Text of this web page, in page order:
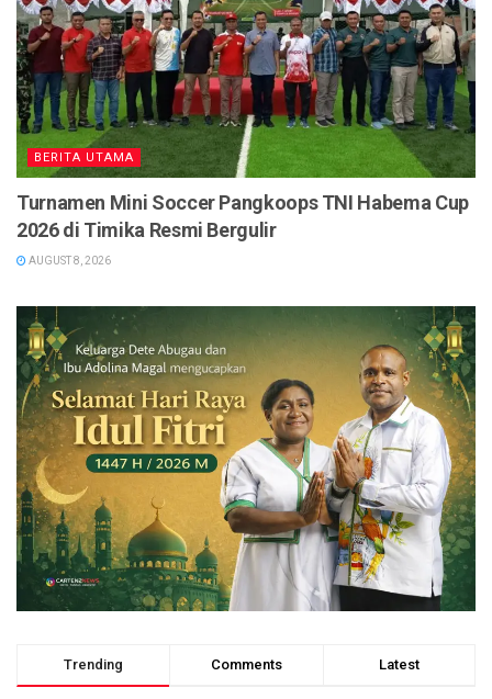
BERITA UTAMA
Turnamen Mini Soccer Pangkoops TNI Habema Cup
2026 di Timika Resmi Bergulir
AUGUST 8, 2026
Trending Comments Latest